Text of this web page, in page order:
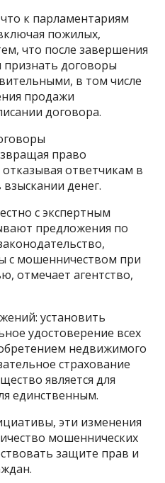
к парламентариям
пожилых,
что после завершения
признать договоры
в том числе
продажи
договора.
право
ответчикам в
денег.
с экспертным
предложения по
с мошенничеством при
отмечает агентство,
установить
удостоверение всех
недвижимого
страхование
является для
единственным.
эти изменения
мошеннических
защите прав и